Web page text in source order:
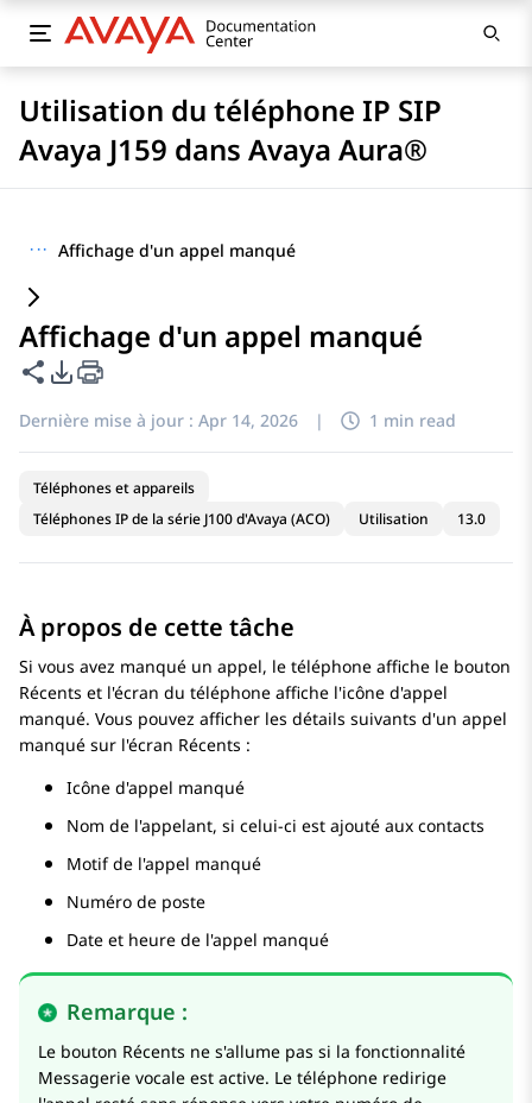
Utilisation du téléphone IP SIP
Avaya J159 dans Avaya Aura®
··· Affichage d'un appel manqué
Affichage d'un appel manqué
Partager cette page
Options d'exportation PDF
Dernière mise à jour : Apr 14, 2026 | 1 min read
Téléphones et appareils
Téléphones IP de la série J100 d'Avaya (ACO)
Utilisation 13.0
À propos de cette tâche
Si vous avez manqué un appel, le téléphone affiche le bouton
Récents et l'écran du téléphone affiche l'icône d'appel
manqué. Vous pouvez afficher les détails suivants d'un appel
manqué sur l'écran Récents :
Icône d'appel manqué
Nom de l'appelant, si celui-ci est ajouté aux contacts
Motif de l'appel manqué
Numéro de poste
Date et heure de l'appel manqué
Remarque :
Le bouton Récents ne s'allume pas si la fonctionnalité
Messagerie vocale est active. Le téléphone redirige